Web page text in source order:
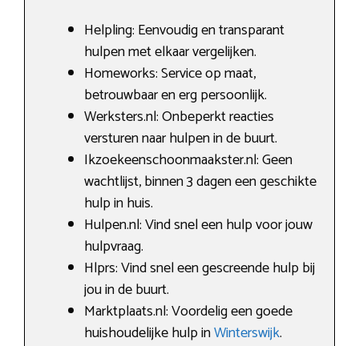
Helpling: Eenvoudig en transparant
hulpen met elkaar vergelijken.
Homeworks: Service op maat,
betrouwbaar en erg persoonlijk.
Werksters.nl: Onbeperkt reacties
versturen naar hulpen in de buurt.
Ikzoekeenschoonmaakster.nl: Geen
wachtlijst, binnen 3 dagen een geschikte
hulp in huis.
Hulpen.nl: Vind snel een hulp voor jouw
hulpvraag.
Hlprs: Vind snel een gescreende hulp bij
jou in de buurt.
Marktplaats.nl: Voordelig een goede
huishoudelijke hulp inWinterswijk.